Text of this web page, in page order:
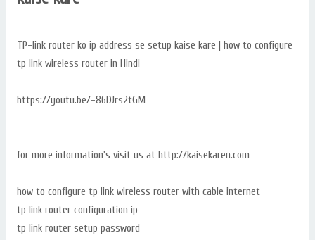
TP-link router ko ip address se setup kaise kare | how to configure
tp link wireless router in Hindi
https://youtu.be/-86DJrs2tGM
for more information's visit us at http://kaisekaren.com
how to configure tp link wireless router with cable internet
tp link router configuration ip
tp link router setup password